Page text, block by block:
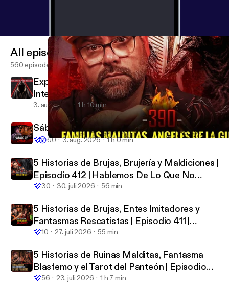
Familias Malditas | Ángeles de la Guarda | Maldiciones
All episodes
560 episodes
Experiencias Paranormales
Intergeneracionales | Episodio 413 |
Hablemos De Lo Que No Existe
3. aug. 2026 1 h 10 min
Sábado de Sombras en Domingo
💜😲60 3. aug. 2026 1 h 0 min
5 Historias de Brujas, Brujería y Maldiciones |
Episodio 412 | Hablemos De Lo Que No
Existe
💜30 30. juli 2026 56 min
5 Historias de Brujas, Entes Imitadores y
Fantasmas Rescatistas | Episodio 411 |
Hablemos De Lo Que No Existe
💜10 27. juli 2026 55 min
5 Historias de Ruinas Malditas, Fantasma
Blasfemo y el Tarot del Panteón | Episodio
410 | Hablemos De Lo Que No Existe
💜56 23. juli 2026 1 h 7 min